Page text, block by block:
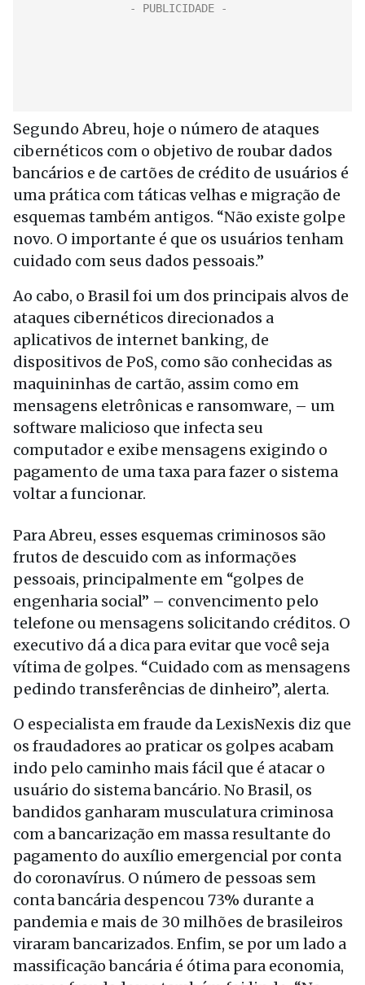
Segundo Abreu, hoje o número de ataques
cibernéticos com o objetivo de roubar dados
bancários e de cartões de crédito de usuários é
uma prática com táticas velhas e migração de
esquemas também antigos. “Não existe golpe
novo. O importante é que os usuários tenham
cuidado com seus dados pessoais.”
Ao cabo, o Brasil foi um dos principais alvos de
ataques cibernéticos direcionados a
aplicativos de internet banking, de
dispositivos de PoS, como são conhecidas as
maquininhas de cartão, assim como em
mensagens eletrônicas e ransomware, – um
software malicioso que infecta seu
computador e exibe mensagens exigindo o
pagamento de uma taxa para fazer o sistema
voltar a funcionar.
Para Abreu, esses esquemas criminosos são
frutos de descuido com as informações
pessoais, principalmente em “golpes de
engenharia social” – convencimento pelo
telefone ou mensagens solicitando créditos. O
executivo dá a dica para evitar que você seja
vítima de golpes. “Cuidado com as mensagens
pedindo transferências de dinheiro”, alerta.
O especialista em fraude da LexisNexis diz que
os fraudadores ao praticar os golpes acabam
indo pelo caminho mais fácil que é atacar o
usuário do sistema bancário. No Brasil, os
bandidos ganharam musculatura criminosa
com a bancarização em massa resultante do
pagamento do auxílio emergencial por conta
do coronavírus. O número de pessoas sem
conta bancária despencou 73% durante a
pandemia e mais de 30 milhões de brasileiros
viraram bancarizados. Enfim, se por um lado a
massificação bancária é ótima para economia,